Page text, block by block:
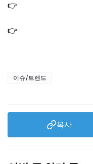
👉
👉
이슈/트렌드
복사